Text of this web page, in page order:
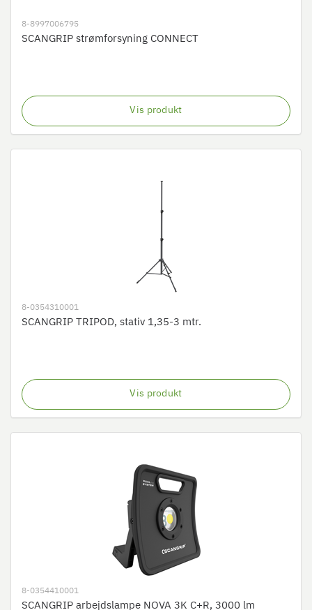
8-8997006795
SCANGRIP strømforsyning CONNECT
Vis produkt
8-0354310001
SCANGRIP TRIPOD, stativ 1,35-3 mtr.
Vis produkt
8-0354410001
SCANGRIP arbejdslampe NOVA 3K C+R, 3000 lm